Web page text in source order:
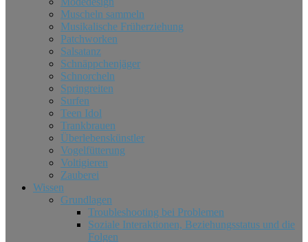
Muscheln sammeln
Musikalische Früherziehung
Patchworken
Salsatanz
Schnäppchenjäger
Schnorcheln
Springreiten
Surfen
Teen Idol
Trankbrauen
Überlebenskünstler
Vogelfütterung
Voltigieren
Zauberei
Wissen
Grundlagen
Troubleshooting bei Problemen
Soziale Interaktionen, Beziehungsstatus und die
Folgen